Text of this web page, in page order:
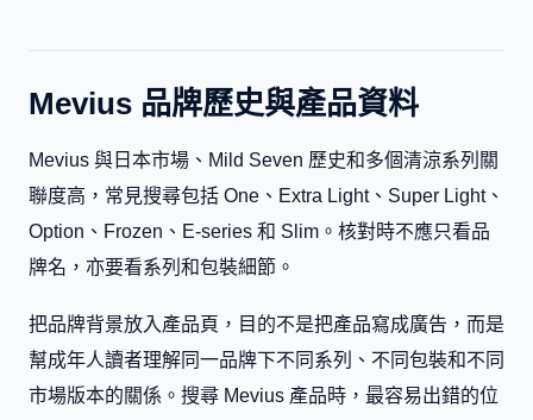
Mevius 品牌歷史與產品資料
Mevius 與日本市場、Mild Seven 歷史和多個清涼系列關
聯度高，常見搜尋包括 One、Extra Light、Super Light、
Option、Frozen、E-series 和 Slim。核對時不應只看品
牌名，亦要看系列和包裝細節。
把品牌背景放入產品頁，目的不是把產品寫成廣告，而是
幫成年人讀者理解同一品牌下不同系列、不同包裝和不同
市場版本的關係。搜尋 Mevius 產品時，最容易出錯的位